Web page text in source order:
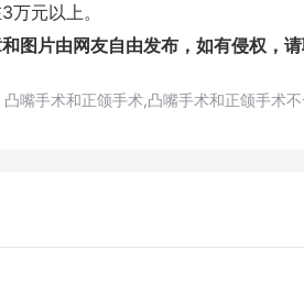
万元以上。
片由网友自由发布，如有侵权，请
凸嘴手术和正颌手术,​​凸嘴手术和正颌手术